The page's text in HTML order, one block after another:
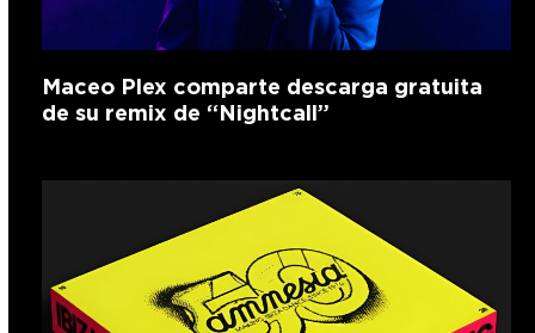
Maceo Plex comparte descarga gratuita
de su remix de “Nightcall”